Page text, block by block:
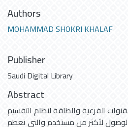
Authors
MOHAMMAD SHOKRI KHALAF
Publisher
Saudi Digital Library
Abstract
الفرعية والطاقة لنظام التقسيم
الوصول لأكثر من مستخدم والتي تعظم